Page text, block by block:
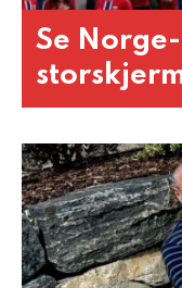
Se